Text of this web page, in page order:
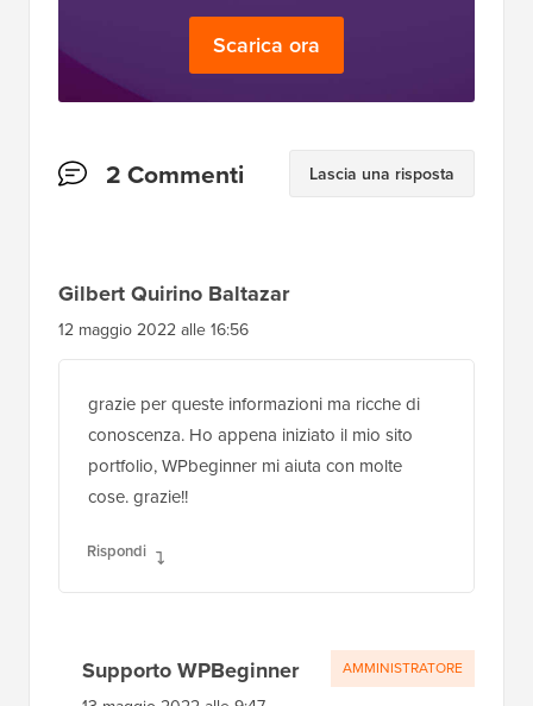
Scarica ora
Interazioni
2 Commenti Lascia una risposta
Gilbert Quirino Baltazar
12 maggio 2022 alle 16:56
grazie per queste informazioni ma ricche di
conoscenza. Ho appena iniziato il mio sito
portfolio, WPbeginner mi aiuta con molte
cose. grazie!!
Rispondi
Supporto WPBeginner AMMINISTRATORE